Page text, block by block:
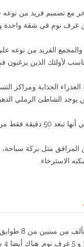
واحدة وأيضا الشقق المبنية على السطح
لأولئك الذين يرغبون
الجذابة ومراكز
الشاطئ الرملي
من مطار غازي باشا .
المرافق مثل بركة
الاسترخاء.